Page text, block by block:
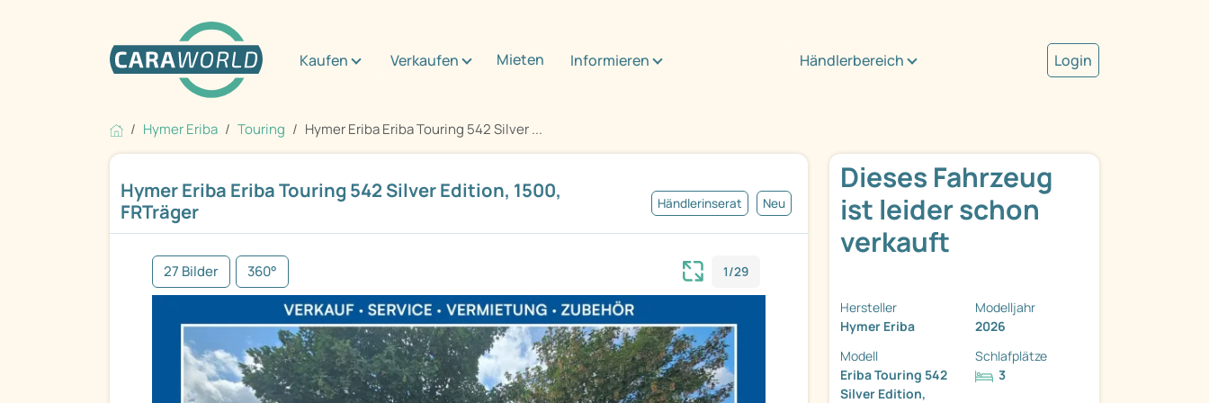
Kaufen Verkaufen Mieten Informieren Händlerbereich Login
Hymer Eriba Touring Hymer Eriba Eriba Touring 542 Silver ...
Hymer Eriba Eriba Touring 542 Silver Edition, 1500,
FRTräger
Händlerinserat Neu
27 Bilder 360° 1/29
Dieses Fahrzeug
ist leider schon
verkauft
Hersteller
Hymer Eriba
Modelljahr
2026
Modell
Eriba Touring 542
Silver Edition,
Schlafplätze
3